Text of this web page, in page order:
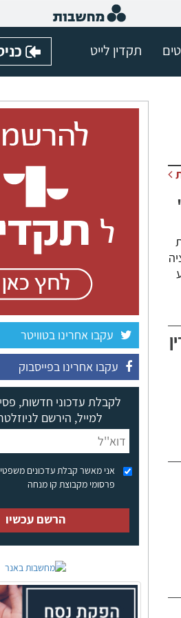
תקדין לייט
עקבו אחרינו בטוויטר
עקבו אחרינו בפייסבוק
לקבלת עדכוני חדשות,
למייל, הירשם
אני מאשר קבלת עדכונים
פרסומי מקבוצת קו מנחה
הרשם עכשיו